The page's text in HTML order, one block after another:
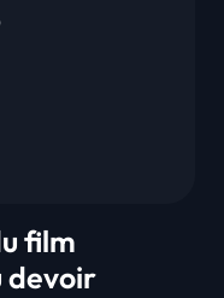
film
devoir